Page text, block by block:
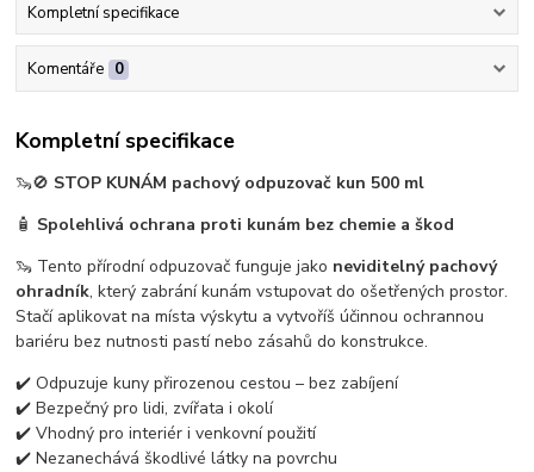
Kompletní specifikace
Komentáře 0
Kompletní specifikace
🦦🚫 STOP KUNÁM pachový odpuzovač kun 500 ml
🧴 Spolehlivá ochrana proti kunám bez chemie a škod
🦦 Tento přírodní odpuzovač funguje jako neviditelný pachový
ohradník, který zabrání kunám vstupovat do ošetřených prostor.
Stačí aplikovat na místa výskytu a vytvoříš účinnou ochrannou
bariéru bez nutnosti pastí nebo zásahů do konstrukce.
✔️ Odpuzuje kuny přirozenou cestou – bez zabíjení
✔️ Bezpečný pro lidi, zvířata i okolí
✔️ Vhodný pro interiér i venkovní použití
✔️ Nezanechává škodlivé látky na povrchu